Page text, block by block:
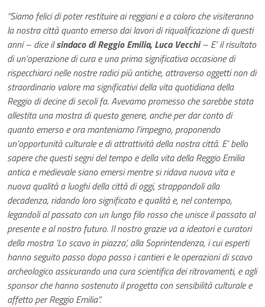
“Siamo felici di poter restituire ai reggiani e a coloro che visiteranno
la nostra città quanto emerso dai lavori di riqualificazione di questi
anni – dice ilsindaco di Reggio Emilia, Luca Vecchi– E’ il risultato
di un’operazione di cura e una prima significativa occasione di
rispecchiarci nelle nostre radici più antiche, attraverso oggetti non di
straordinario valore ma significativi della vita quotidiana della
Reggio di decine di secoli fa. Avevamo promesso che sarebbe stata
allestita una mostra di questo genere, anche per dar conto di
quanto emerso e ora manteniamo l’impegno, proponendo
un’opportunità culturale e di attrattività della nostra città. E’ bello
sapere che questi segni del tempo e della vita della Reggio Emilia
antica e medievale siano emersi mentre si ridava nuova vita e
nuova qualità a luoghi della città di oggi, strappandoli alla
decadenza, ridando loro significato e qualità e, nel contempo,
legandoli al passato con un lungo filo rosso che unisce il passato al
presente e al nostro futuro. Il nostro grazie va a ideatori e curatori
della mostra ‘Lo scavo in piazza’, alla Soprintendenza, i cui esperti
hanno seguito passo dopo passo i cantieri e le operazioni di scavo
archeologico assicurando una cura scientifica dei ritrovamenti, e agli
sponsor che hanno sostenuto il progetto con sensibilità culturale e
affetto per Reggio Emilia”.